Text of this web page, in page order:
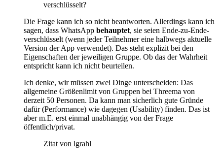
verschlüsselt?
Die Frage kann ich so nicht beantworten. Allerdings kann ich
sagen, dass WhatsApp behauptet, sie seien Ende-zu-Ende-
verschlüsselt (wenn jeder Teilnehmer eine halbwegs aktuelle
Version der App verwendet). Das steht explizit bei den
Eigenschaften der jeweiligen Gruppe. Ob das der Wahrheit
entspricht kann ich nicht beurteilen.
Ich denke, wir müssen zwei Dinge unterscheiden: Das
allgemeine Größenlimit von Gruppen bei Threema von
derzeit 50 Personen. Da kann man sicherlich gute Gründe
dafür (Performance) wie dagegen (Usability) finden. Das ist
aber m.E. erst einmal unabhängig von der Frage
öffentlich/privat.
Zitat von lgrahl